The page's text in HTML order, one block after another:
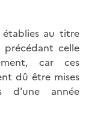
au titre
précédant celle
car ces
dû être mises
d'une année